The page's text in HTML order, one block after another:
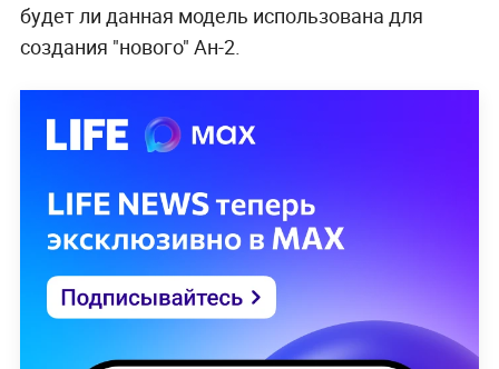
будет ли данная модель использована для
создания "нового" Ан-2.